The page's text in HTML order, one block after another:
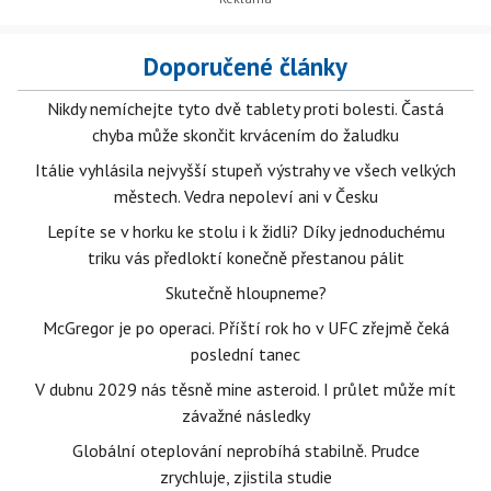
Doporučené články
Nikdy nemíchejte tyto dvě tablety proti bolesti. Častá
chyba může skončit krvácením do žaludku
Itálie vyhlásila nejvyšší stupeň výstrahy ve všech velkých
městech. Vedra nepoleví ani v Česku
Lepíte se v horku ke stolu i k židli? Díky jednoduchému
triku vás předloktí konečně přestanou pálit
Skutečně hloupneme?
McGregor je po operaci. Příští rok ho v UFC zřejmě čeká
poslední tanec
V dubnu 2029 nás těsně mine asteroid. I průlet může mít
závažné následky
Globální oteplování neprobíhá stabilně. Prudce
zrychluje, zjistila studie